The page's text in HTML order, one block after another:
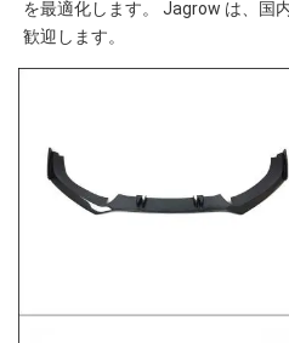
を最適化します。 Jagrow は、国
歓迎します。